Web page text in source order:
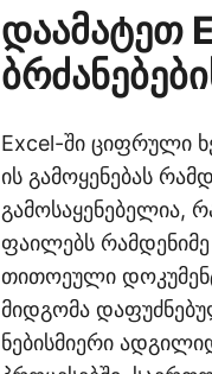
დაამატეთ
Excel-ში ციფრული
ის გამოყენებას
გამოსაყენებელია,
ფაილებს
თითოეული
მიდგომა
ნებისმიერი